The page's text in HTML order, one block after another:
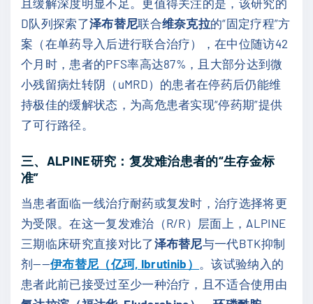
D队列探索了泽布替尼联合维奈克拉的“固定疗程”方
案（在单药导入后进行联合治疗），在中位随访42
个月时，患者的PFS率高达87%，且大部分达到微
小残留病灶转阴（uMRD）的患者在停药后仍能维
持极佳的缓解状态，为高危患者实现“停药期”提供
了可行路径。
三、ALPINE研究：复发难治患者的“生存金标
准”
当患者面临一线治疗耐药或复发时，治疗选择将更
为受限。在这一复发难治（R/R）层面上，ALPINE
三期临床研究直接对比了泽布替尼与一代BTK抑制
剂——伊布替尼（亿珂, Ibrutinib） 。该试验纳入的
患者此前已接受过至少一种治疗，且不适合使用由